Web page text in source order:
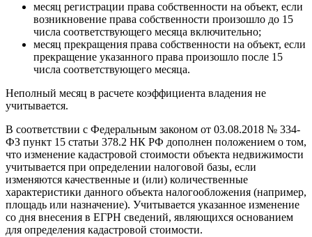
месяц регистрации права собственности на объект, если
возникновение права собственности произошло до 15
числа соответствующего месяца включительно;
месяц прекращения права собственности на объект, если
прекращение указанного права произошло после 15
числа соответствующего месяца.
Неполный месяц в расчете коэффициента владения не
учитывается.
В соответствии с Федеральным законом от 03.08.2018 № 334-
ФЗ пункт 15 статьи 378.2 НК РФ дополнен положением о том,
что изменение кадастровой стоимости объекта недвижимости
учитывается при определении налоговой базы, если
изменяются качественные и (или) количественные
характеристики данного объекта налогообложения (например,
площадь или назначение). Учитывается указанное изменение
со дня внесения в ЕГРН сведений, являющихся основанием
для определения кадастровой стоимости.